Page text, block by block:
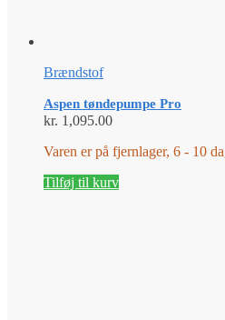
Brændstof
Aspen tøndepumpe Pro
kr. 1,095.00
Varen er på fjernlager, 6 - 10
Tilføj til kurv